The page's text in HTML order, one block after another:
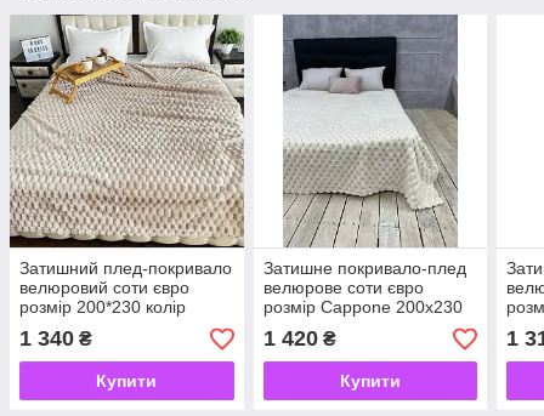
Затишний плед-покривало
велюровий соти євро
розмір 200*230 колір
бежевий
1 340 ₴
Купити
Затишне покривало-плед
велюрове соти євро
розмір Cappone 200x230
колір молочний
1 420₴
Купити
1